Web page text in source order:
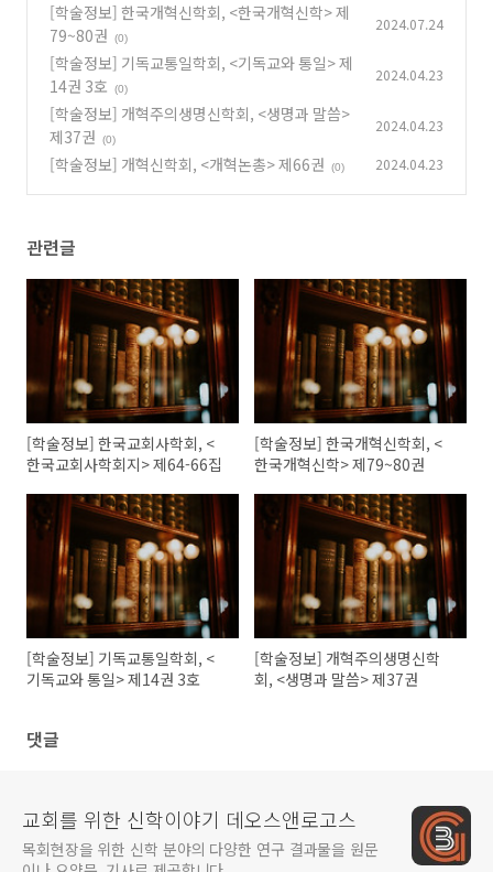
[학술정보] 한국개혁신학회, <한국개혁신학> 제
79~80권
(0)
2024.07.24
[학술정보] 기독교통일학회, <기독교와 통일> 제
14권 3호
(0)
2024.04.23
[학술정보] 개혁주의생명신학회, <생명과 말씀>
제37권
(0)
2024.04.23
[학술정보] 개혁신학회, <개혁논총> 제66권 (0) 2024.04.23
관련글
[학술정보] 한국교회사학회, <
한국교회사학회지> 제64-66집
[학술정보] 한국개혁신학회, <
한국개혁신학> 제79~80권
[학술정보] 기독교통일학회, <
기독교와 통일> 제14권 3호
[학술정보] 개혁주의생명신학
회, <생명과 말씀> 제37권
댓글
교회를 위한 신학이야기 데오스앤로고스
목회현장을 위한 신학 분야의 다양한 연구 결과물을 원문